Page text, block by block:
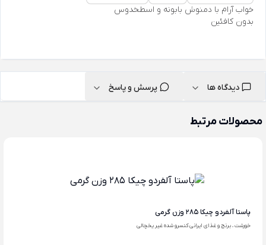
خواب آرام با دمنوش بابونه و اسطخدوس
بدون کافئین
دیدگاه ها پرسش و پاسخ
محصولات مرتبط
پاستا آلفردو چیکا 285 وزن گرمی
خورشت ، برنج و غذای ایرانی کنسرو شده غیر یخچالی